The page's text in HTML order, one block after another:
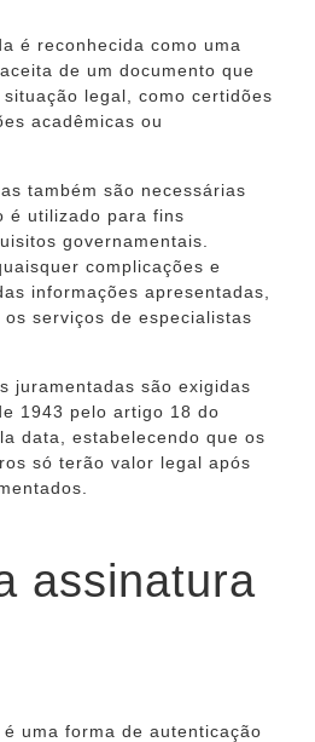
é reconhecida como uma
de um documento que
legal, como certidões
acadêmicas ou
também são necessárias
é utilizado para fins
governamentais.
complicações e
informações apresentadas,
serviços de especialistas
juramentadas são exigidas
1943 pelo artigo 18 do
data, estabelecendo que os
só terão valor legal após
assinatura
uma forma de autenticação